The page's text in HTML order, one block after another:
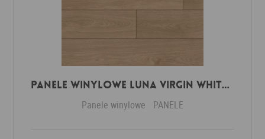
Panele winylowe Luna virgin white 57588 Klasa 34 3 mm
Panele winylowe PANELE